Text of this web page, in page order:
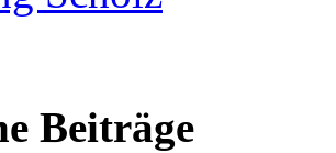
Beiträge